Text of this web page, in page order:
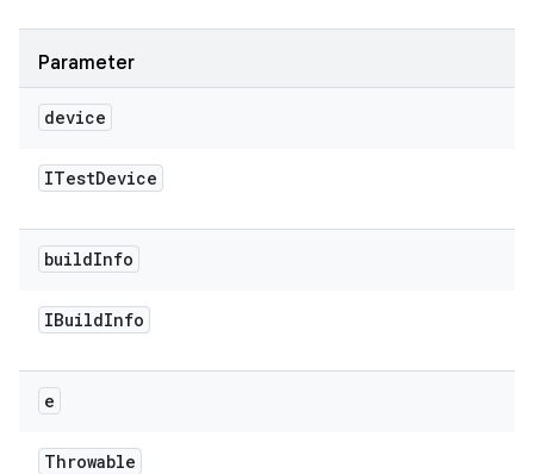
Parameter
device
ITestDevice
buildInfo
IBuildInfo
e
Throwable